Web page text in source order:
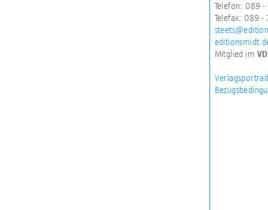
Telefon: 089 -
Telefax: 089 -
Mitglied im